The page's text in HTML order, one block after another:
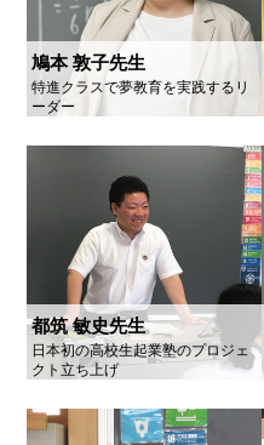
鳩本 敦子先生
特進クラスで夢教育を実践するリ
ーダー
都筑 敏史先生
日本初の高校生起業塾のプロジェ
クト立ち上げ